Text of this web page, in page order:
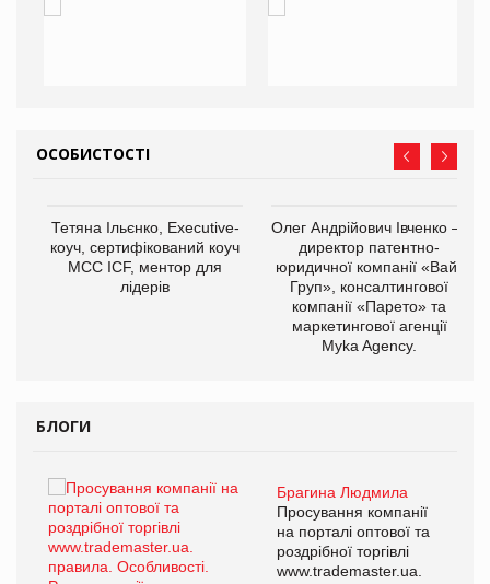
ОСОБИСТОСТІ
Тетяна Ільєнко, Executive-
коуч, сертифікований коуч
МСС ICF, ментор для
лідерів
Олег Андрійович Івченко —
директор патентно-
юридичної компанії «Вайз
Груп», консалтингової
компанії «Парето» та
маркетингової агенції
Myka Agency.
БЛОГИ
Брагина Людмила
Просування компанії
на порталі оптової та
роздрібної торгівлі
www.trademaster.ua.